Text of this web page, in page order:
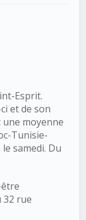
Esprit.
et de son
moyenne
Tunisie-
samedi. Du
32 rue